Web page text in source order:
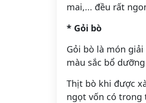
mai,... đều rất
* Gỏi bò
Gỏi bò là món
màu sắc bổ
Thịt bò khi được
ngọt vốn có trong